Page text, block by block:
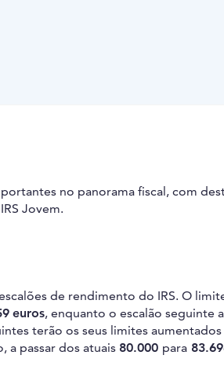
no panorama fiscal, com
Jovem.
de rendimento do IRS. O
euros, enquanto o escalão seguinte
terão os seus limites
a passar dos atuais 80.000 para